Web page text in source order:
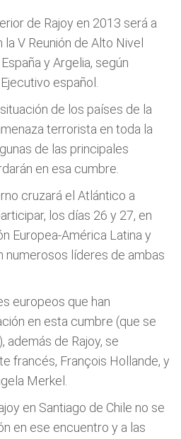
de Rajoy en 2013 será a
V Reunión de Alto Nivel
y Argelia, según
español.
de los países de la
terrorista en toda la
de las principales
en esa cumbre.
cruzará el Atlántico a
los días 26 y 27, en
Europea-América Latina y
numerosos líderes de ambas
europeos que han
en esta cumbre (que se
además de Rajoy, se
francés, François Hollande, y
Merkel.
en Santiago de Chile no se
en ese encuentro y a las